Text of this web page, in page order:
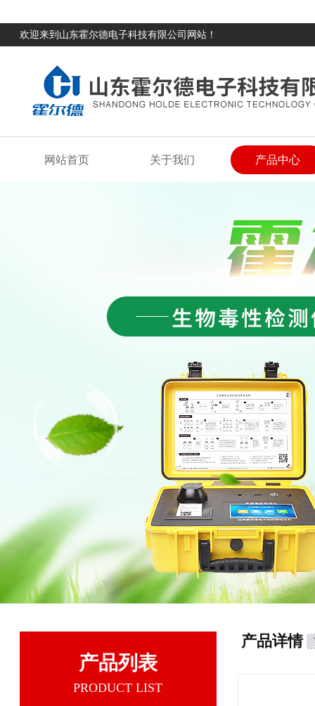
欢迎来到山东霍尔德电子科技有限公司网站！
网站首页 关于我们 产品中心
产品列表
PRODUCT LIST
产品详情